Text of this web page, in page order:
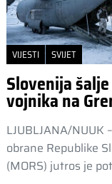
VIJESTI SVIJET
Slovenija
vojnika na
LJUBLJANA/
obrane Republike
(MORS) jutros je